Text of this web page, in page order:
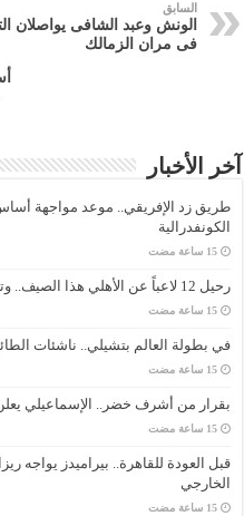
السابق
الونش وعبد الشافى يواصلان
فى مران الزمالك
آخر الأخبار
طريق زد الإفريقي.. موعد مواجهة
الكونفدرالية
‏15 ساعة مضت
رحيل 12 لاعباً عن الأهلي هذا الصيف.. وتريزيجيه وديانج وبن رمضان في المقدمة
‏15 ساعة مضت
في بطولة العالم بتشيلي.. ناشئات
‏15 ساعة مضت
بقرار من أشرف خضر.. الإسماعيلي
‏15 ساعة مضت
قبل العودة للقاهرة.. بيراميدز يواجه
الخارجي
‏15 ساعة مضت